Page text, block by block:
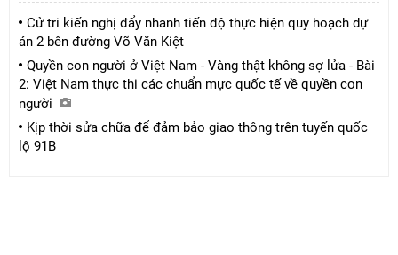
Cử tri kiến nghị đẩy nhanh tiến độ thực hiện quy hoạch dự
án 2 bên đường Võ Văn Kiệt
Quyền con người ở Việt Nam - Vàng thật không sợ lửa - Bài
2: Việt Nam thực thi các chuẩn mực quốc tế về quyền con
người
Kịp thời sửa chữa để đảm bảo giao thông trên tuyến quốc
lộ 91B